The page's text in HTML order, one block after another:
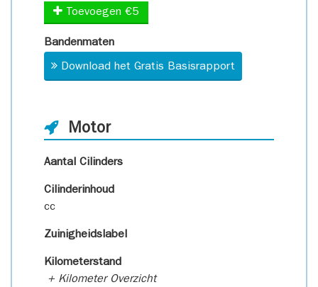
Toevoegen €5
Bandenmaten
Download het Gratis Basisrapport
Motor
Aantal Cilinders
Cilinderinhoud
cc
Zuinigheidslabel
Kilometerstand
+ Kilometer Overzicht